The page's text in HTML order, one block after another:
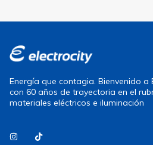
Energía que contagia. Bienvenido a
con 60 años de trayectoria en el
materiales eléctricos e iluminación